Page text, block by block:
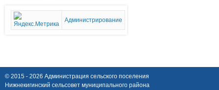
Администрирование
© 2015 - 2026 Администрация сельского поселения
Нижнекигинский сельсовет муниципального района